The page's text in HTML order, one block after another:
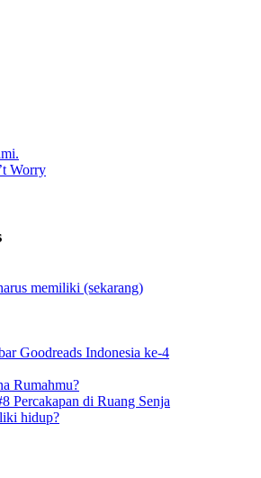
Worry
memiliki (sekarang)
Goodreads Indonesia ke-4
Rumahmu?
Percakapan di Ruang Senja
hidup?